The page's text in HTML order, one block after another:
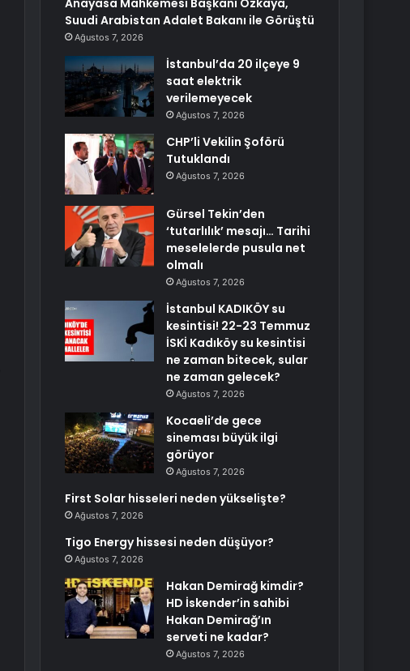
Anayasa Mahkemesi Başkanı Özkaya,
Suudi Arabistan Adalet Bakanı ile Görüştü
Ağustos 7, 2026
İstanbul’da 20 ilçeye 9
saat elektrik
verilemeyecek
Ağustos 7, 2026
CHP’li Vekilin Şoförü
Tutuklandı
Ağustos 7, 2026
Gürsel Tekin’den
‘tutarlılık’ mesajı… Tarihi
meselelerde pusula net
olmalı
Ağustos 7, 2026
İstanbul KADIKÖY su
kesintisi! 22-23 Temmuz
İSKİ Kadıköy su kesintisi
ne zaman bitecek, sular
ne zaman gelecek?
Ağustos 7, 2026
Kocaeli’de gece
sineması büyük ilgi
görüyor
Ağustos 7, 2026
First Solar hisseleri neden yükselişte?
Ağustos 7, 2026
Tigo Energy hissesi neden düşüyor?
Ağustos 7, 2026
Hakan Demirağ kimdir?
HD İskender’in sahibi
Hakan Demirağ’ın
serveti ne kadar?
Ağustos 7, 2026